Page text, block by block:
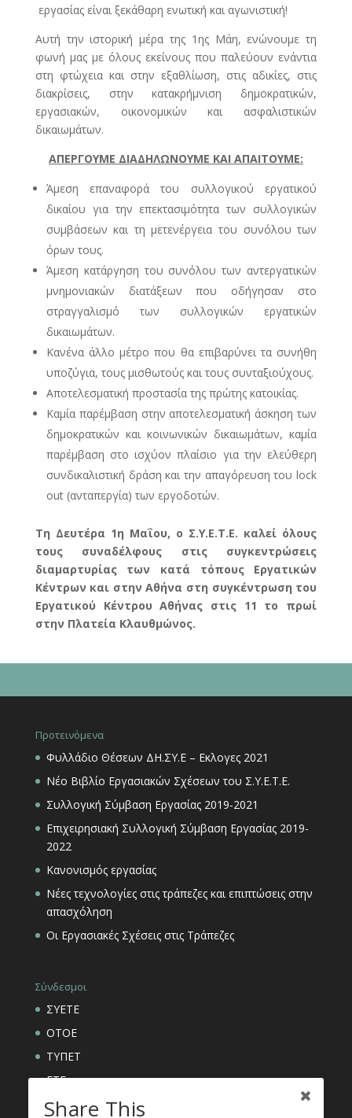
εργασίας είναι ξεκάθαρη ενωτική και αγωνιστική!
Αυτή την ιστορική μέρα της 1ης Μάη, ενώνουμε τη
φωνή μας με όλους εκείνους που παλεύουν ενάντια
στη φτώχεια και στην εξαθλίωση, στις αδικίες, στις
διακρίσεις, στην κατακρήμνιση δημοκρατικών,
εργασιακών, οικονομικών και ασφαλιστικών
δικαιωμάτων.
ΑΠΕΡΓΟΥΜΕ ΔΙΑΔΗΛΩΝΟΥΜΕ ΚΑΙ ΑΠΑΙΤΟΥΜΕ:
Άμεση επαναφορά του συλλογικού εργατικού
δικαίου για την επεκτασιμότητα των συλλογικών
συμβάσεων και τη μετενέργεια του συνόλου των
όρων τους.
Άμεση κατάργηση του συνόλου των αντεργατικών
μνημονιακών διατάξεων που οδήγησαν στο
στραγγαλισμό των συλλογικών εργατικών
δικαιωμάτων.
Κανένα άλλο μέτρο που θα επιβαρύνει τα συνήθη
υποζύγια, τους μισθωτούς και τους συνταξιούχους.
Αποτελεσματική προστασία της πρώτης κατοικίας.
Καμία παρέμβαση στην αποτελεσματική άσκηση των
δημοκρατικών και κοινωνικών δικαιωμάτων, καμία
παρέμβαση στο ισχύον πλαίσιο για την ελεύθερη
συνδικαλιστική δράση και την απαγόρευση του lock
out (ανταπεργία) των εργοδοτών.
Τη Δευτέρα 1η Μαΐου, ο Σ.Υ.Ε.Τ.Ε. καλεί όλους
τους συναδέλφους στις συγκεντρώσεις
διαμαρτυρίας των κατά τόπους Εργατικών
Κέντρων και στην Αθήνα στη συγκέντρωση του
Εργατικού Κέντρου Αθήνας στις 11 το πρωί
στην Πλατεία Κλαυθμώνος.
Προτεινόμενα
Φυλλάδιο Θέσεων ΔΗ.ΣΥ.Ε – Εκλογες 2021
Νέο Βιβλίο Εργασιακών Σχέσεων του Σ.Υ.Ε.Τ.Ε.
Συλλογική Σύμβαση Εργασίας 2019-2021
Επιχειρησιακή Συλλογική Σύμβαση Εργασίας 2019-
2022
Κανονισμός εργασίας
Νέες τεχνολογίες στις τράπεζες και επιπτώσεις στην
απασχόληση
Οι Εργασιακές Σχέσεις στις Τράπεζες
Σύνδεσμοι
ΣΥΕΤΕ
ΟΤΟΕ
ΤΥΠΕΤ
ΕΤΕ
ΑΣΦΑΛΙΣΤΙΚΟΙ ΟΡΓΑΝΙΣΜΟΙ ΕΤΕ
Share This